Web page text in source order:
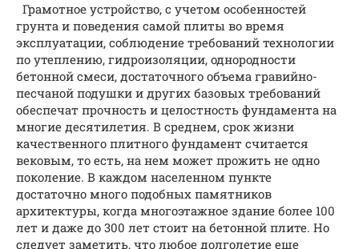
Грамотное устройство, с учетом особенностей
грунта и поведения самой плиты во время
эксплуатации, соблюдение требований технологии
по утеплению, гидроизоляции, однородности
бетонной смеси, достаточного объема гравийно-
песчаной подушки и других базовых требований
обеспечат прочность и целостность фундамента на
многие десятилетия. В среднем, срок жизни
качественного плитного фундамент считается
вековым, то есть, на нем может прожить не одно
поколение. В каждом населенном пункте
достаточно много подобных памятников
архитектуры, когда многоэтажное здание более 100
лет и даже до 300 лет стоит на бетонной плите. Но
следует заметить, что любое долголетие еще